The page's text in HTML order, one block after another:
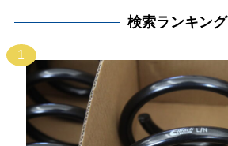
検索ランキング
1